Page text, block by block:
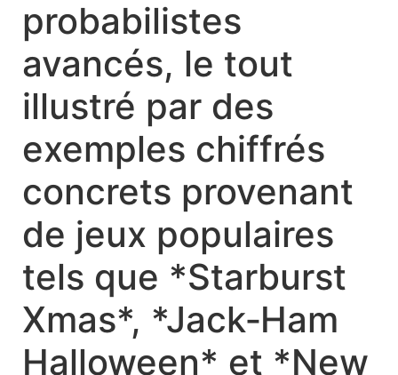
probabilistes
avancés, le tout
illustré par des
exemples chiffrés
concrets provenant
de jeux populaires
tels que *Starburst
Xmas*, *Jack‑Ham
Halloween* et *New